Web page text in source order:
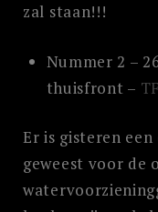
zal staan!!!
Nummer 2 –
thuisfront –
Er is gisteren
geweest voor de